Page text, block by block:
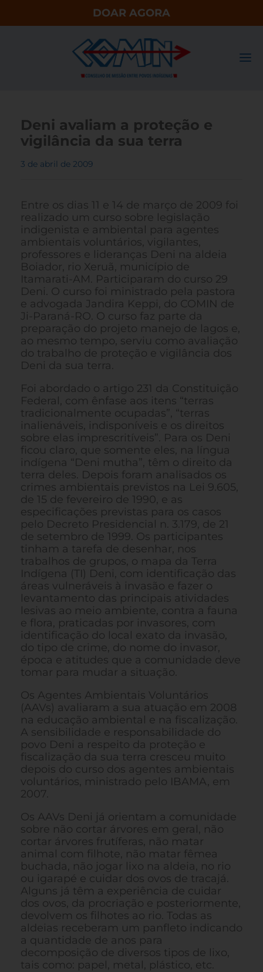
DOAR AGORA
Deni avaliam a proteção e
vigilância da sua terra
3 de abril de 2009
Entre os dias 11 e 14 de março de 2009 foi
realizado um curso sobre legislação
indigenista e ambiental para agentes
ambientais voluntários, vigilantes,
professores e lideranças Deni na aldeia
Boiador, rio Xeruã, município de
Itamarati-AM. Participaram do curso 29
Deni. O curso foi ministrado pela pastora
e advogada Jandira Keppi, do COMIN de
Ji-Paraná-RO. O curso faz parte da
preparação do projeto manejo de lagos e,
ao mesmo tempo, serviu como avaliação
do trabalho de proteção e vigilância dos
Deni da sua terra.
Foi abordado o artigo 231 da Constituição
Federal, com ênfase aos itens “terras
tradicionalmente ocupadas”, “terras
inalienáveis, indisponíveis e os direitos
sobre elas imprescritíveis”. Para os Deni
ficou claro, que somente eles, na língua
indígena “Deni mutha”, têm o direito da
terra deles. Depois foram analisados os
crimes ambientais previstos na Lei 9.605,
de 15 de fevereiro de 1990, e as
especificações previstas para os casos
pelo Decreto Presidencial n. 3.179, de 21
de setembro de 1999. Os participantes
tinham a tarefa de desenhar, nos
trabalhos de grupos, o mapa da Terra
Indígena (TI) Deni, com identificação das
áreas vulneráveis à invasão e fazer o
levantamento das principais atividades
lesivas ao meio ambiente, contra a fauna
e flora, praticadas por invasores, com
identificação do local exato da invasão,
do tipo de crime, do nome do invasor,
época e atitudes que a comunidade deve
tomar para mudar a situação.
Os Agentes Ambientais Voluntários
(AAVs) avaliaram a sua atuação em 2008
na educação ambiental e na fiscalização.
A sensibilidade e responsabilidade do
povo Deni a respeito da proteção e
fiscalização da sua terra cresceu muito
depois do curso dos agentes ambientais
voluntários, ministrado pelo IBAMA, em
2007.
Os AAVs Deni já orientam a comunidade
sobre não cortar árvores em geral, não
cortar árvores frutíferas, não matar
animal com filhote, não matar fêmea
buchada, não jogar lixo na aldeia, no rio
ou igarapé e cuidar dos ovos de tracajá.
Alguns já têm a experiência de cuidar
dos ovos, da procriação e posteriormente,
devolvem os filhotes ao rio. Todas as
aldeias receberam um panfleto indicando
a quantidade de anos para
decomposição de diversos tipos de lixo,
tais como: papel, metal, plástico, etc.